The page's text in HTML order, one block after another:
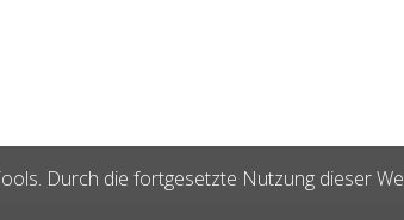
Durch die fortgesetzte Nutzung dieser